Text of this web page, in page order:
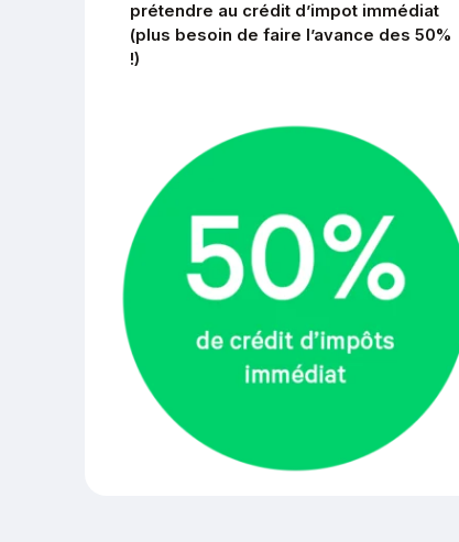
prétendre au crédit d’impot immédiat
(plus besoin de faire l’avance des 50%
!)